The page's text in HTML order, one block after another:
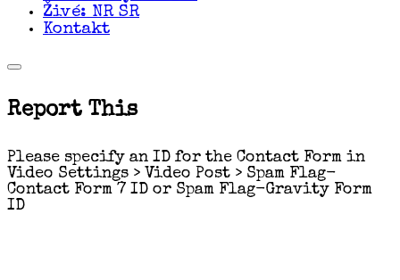
Živé: NR SR
Kontakt
Report This
Please specify an ID for the Contact Form in
Video Settings > Video Post > Spam Flag-
Contact Form 7 ID or Spam Flag-Gravity Form
ID